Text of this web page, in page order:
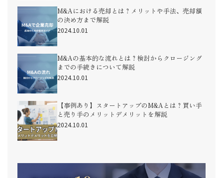
M&Aにおける売却とは？メリットや手法、売却額
の決め方まで解説
2024.10.01
M&Aの基本的な流れとは？検討からクロージング
までの手続きについて解説
2024.10.01
【事例あり】スタートアップのM&Aとは？買い手
と売り手のメリットデメリットを解説
2024.10.01